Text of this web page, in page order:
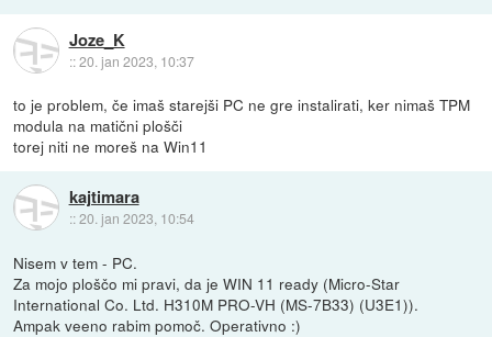
Joze_K
::20. jan 2023, 10:37
to je problem, če imaš starejši PC ne gre instalirati, ker nimaš TPM
modula na matični plošči
torej niti ne moreš na Win11
kajtimara
::20. jan 2023, 10:54
Nisem v tem - PC.
Za mojo ploščo mi pravi, da je WIN 11 ready (Micro-Star
International Co. Ltd. H310M PRO-VH (MS-7B33) (U3E1)).
Ampak veeno rabim pomoč. Operativno :)